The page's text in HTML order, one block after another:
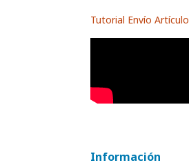
Tutorial Envío Artículo
Información